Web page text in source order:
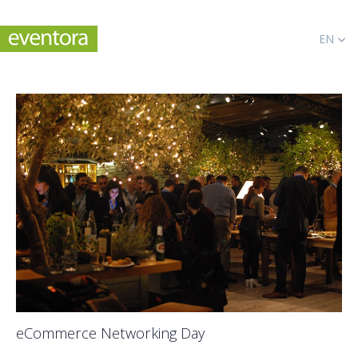
EN
eCommerce Networking Day